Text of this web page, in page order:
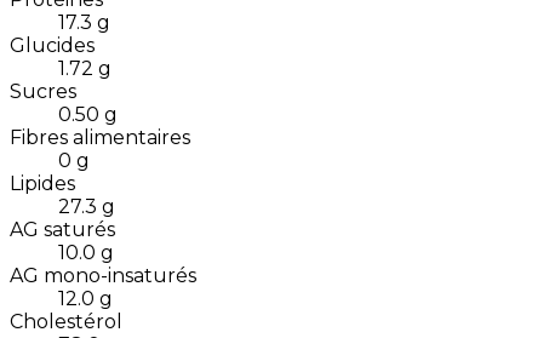
17.3 g
Glucides
1.72 g
Sucres
0.50 g
Fibres alimentaires
0 g
Lipides
27.3 g
AG saturés
10.0 g
AG mono-insaturés
12.0 g
Cholestérol